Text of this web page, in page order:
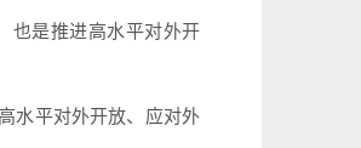
也是推进高水平对外开
水平对外开放、应对外